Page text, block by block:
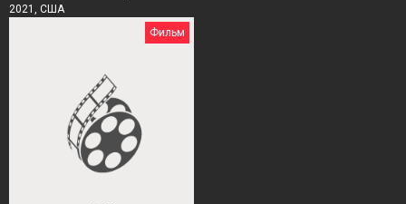
2021, США
Фильм